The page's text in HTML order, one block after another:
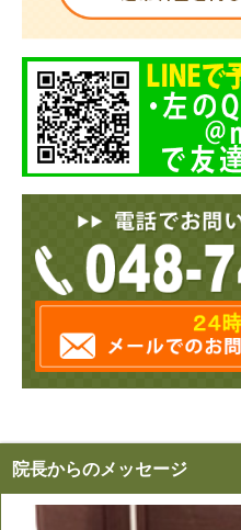
院長からのメッセージ